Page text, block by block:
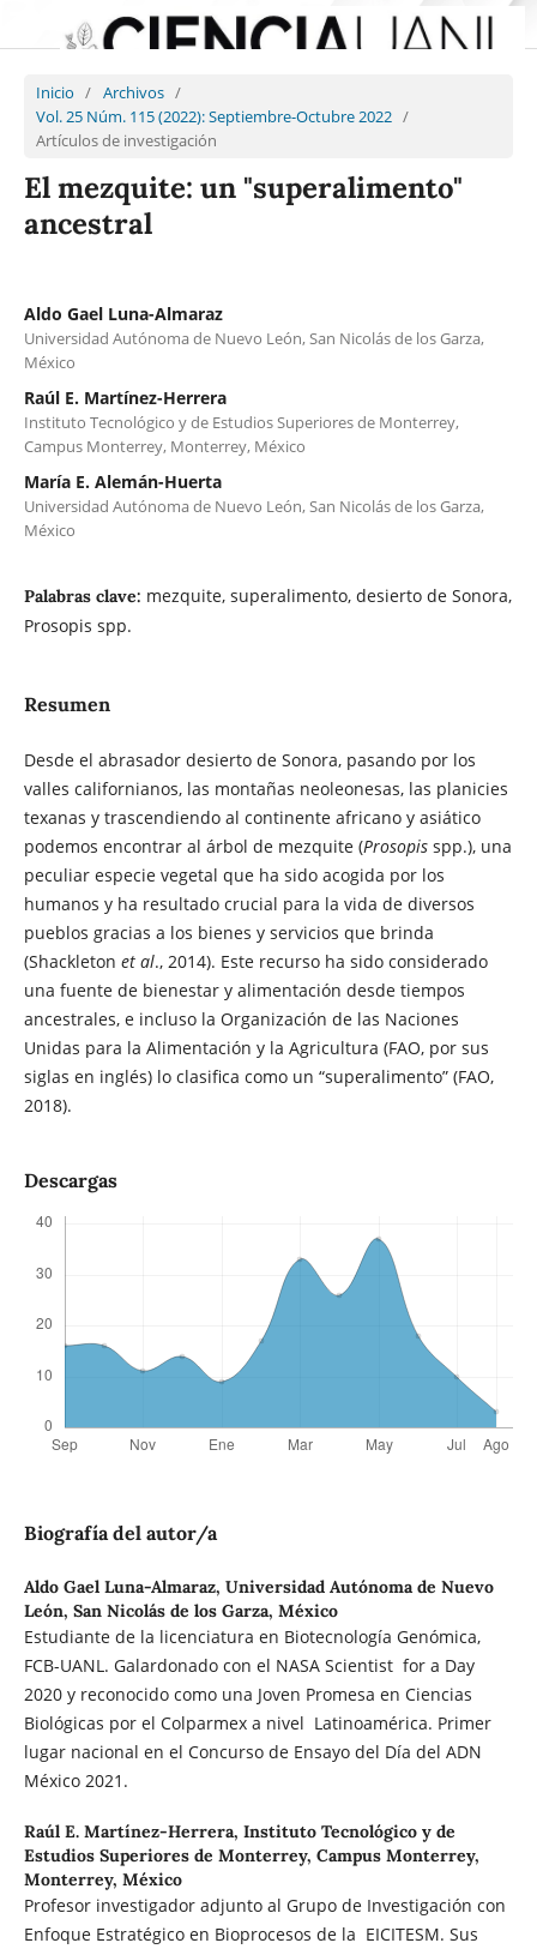
Inicio / Archivos /
Vol. 25 Núm. 115 (2022): Septiembre-Octubre 2022 /
Artículos de investigación
El mezquite: un "superalimento"
ancestral
Aldo Gael Luna-Almaraz
Universidad Autónoma de Nuevo León, San Nicolás de los Garza,
México
Raúl E. Martínez-Herrera
Instituto Tecnológico y de Estudios Superiores de Monterrey,
Campus Monterrey, Monterrey, México
María E. Alemán-Huerta
Universidad Autónoma de Nuevo León, San Nicolás de los Garza,
México
Palabras clave: mezquite, superalimento, desierto de Sonora,
Prosopis spp.
Resumen
Desde el abrasador desierto de Sonora, pasando por los
valles californianos, las montañas neoleonesas, las planicies
texanas y trascendiendo al continente africano y asiático
podemos encontrar al árbol de mezquite (Prosopisspp.), una
peculiar especie vegetal que ha sido acogida por los
humanos y ha resultado crucial para la vida de diversos
pueblos gracias a los bienes y servicios que brinda
(Shackleton et al., 2014). Este recurso ha sido considerado
una fuente de bienestar y alimentación desde tiempos
ancestrales, e incluso la Organización de las Naciones
Unidas para la Alimentación y la Agricultura (FAO, por sus
siglas en inglés) lo clasifica como un “superalimento” (FAO,
2018).
Descargas
Biografía del autor/a
Aldo Gael Luna-Almaraz, Universidad Autónoma de Nuevo
León, San Nicolás de los Garza, México
Estudiante de la licenciatura en Biotecnología Genómica,
FCB-UANL. Galardonado con el NASA Scientist for a Day
2020 y reconocido como una Joven Promesa en Ciencias
Biológicas por el Colparmex a nivel Latinoamérica. Primer
lugar nacional en el Concurso de Ensayo del Día del ADN
México 2021.
Raúl E. Martínez-Herrera, Instituto Tecnológico y de
Estudios Superiores de Monterrey, Campus Monterrey,
Monterrey, México
Profesor investigador adjunto al Grupo de Investigación con
Enfoque Estratégico en Bioprocesos de la EICITESM. Sus